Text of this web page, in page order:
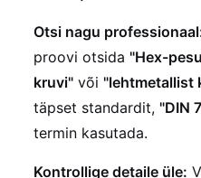
Otsi nagu
proovi otsida "Hex-
kruvi" või "lehtmetallist
täpset standardit, "DIN
termin kasutada.
Kontrollige detaile üle: